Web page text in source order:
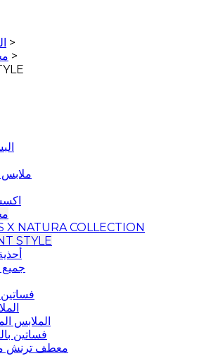
>
>
ملابس
X NATURA COLLECTION
STYLE
جميع
الملابس
فساتين
معطف ترنش